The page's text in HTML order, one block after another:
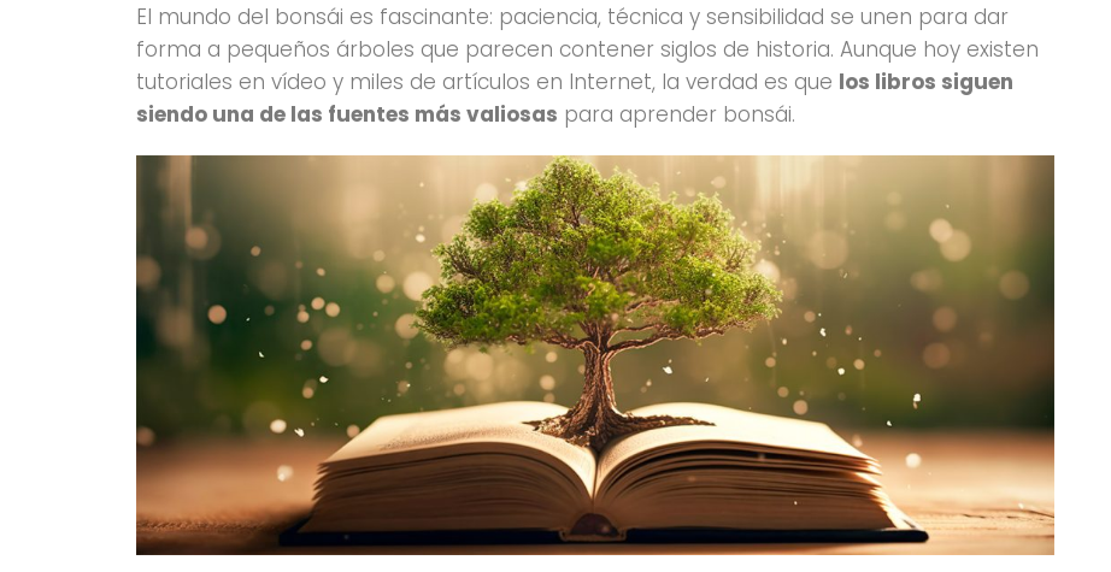
El mundo del bonsái es fascinante: paciencia, técnica y sensibilidad se unen para dar
forma a pequeños árboles que parecen contener siglos de historia. Aunque hoy existen
tutoriales en vídeo y miles de artículos en Internet, la verdad es que los libros siguen
siendo una de las fuentes más valiosas para aprender bonsái.